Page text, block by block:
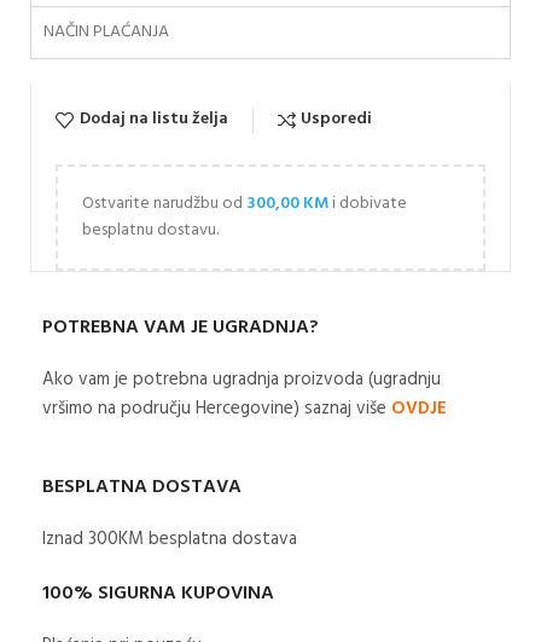
NAČIN PLAĆANJA
Dodaj na listu želja Usporedi
Ostvarite narudžbu od 300,00KMi dobivate
besplatnu dostavu.
POTREBNA VAM JE UGRADNJA?
Ako vam je potrebna ugradnja proizvoda (ugradnju
vršimo na području Hercegovine) saznaj više OVDJE
BESPLATNA DOSTAVA
Iznad 300KM besplatna dostava​
100% SIGURNA KUPOVINA